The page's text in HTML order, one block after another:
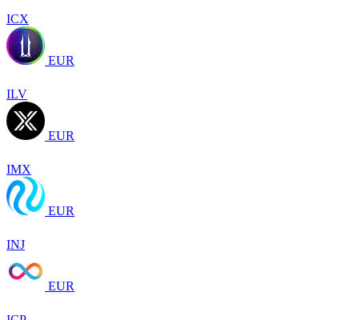
ICX
EUR
ILV
EUR
IMX
EUR
INJ
EUR